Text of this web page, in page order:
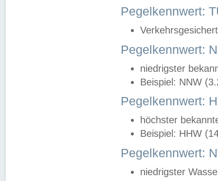
Pegelkennwert:
Pegelkennwert:
niedrigster
Beispiel: NNW
Pegelkennwert:
höchster
Beispiel: HHW
Pegelkennwert:
niedrigster